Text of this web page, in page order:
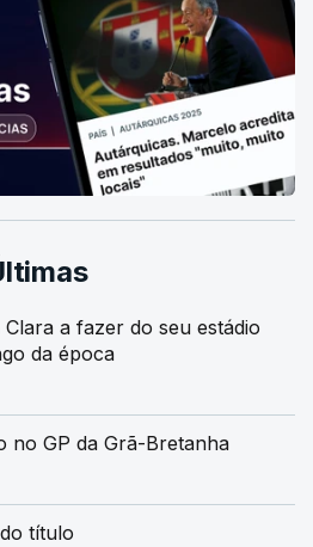
a fazer do seu estádio
da época
no GP da Grã-Bretanha
título